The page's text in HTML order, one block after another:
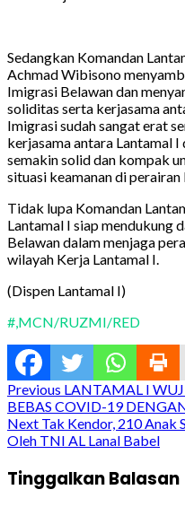
Sedangkan Komandan
Achmad Wibisono
Imigrasi Belawan dan
soliditas serta kerjasama
Imigrasi sudah sangat erat
kerjasama antara Lantamal
semakin solid dan kompak
situasi keamanan di perairan
Tidak lupa Komandan
Lantamal I siap mendukung
Belawan dalam menjaga
wilayah Kerja Lantamal I.
(Dispen Lantamal I)
#,MCN/RUZMI/RED
Continue
Reading
Previous LANTAMAL I
BEBAS COVID-19
Next Tak Kendor, 210 Anak
Oleh TNI AL Lanal Babel
Tinggalkan Balasan